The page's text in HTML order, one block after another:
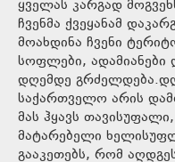
ყველას კარგად
ჩვენმა ქვეყანამ
მოახდინა ჩვენი
სოფლები, ადამიანები
დღემდე
საქართველო არის
მას ჰყავს
მატარებელი
გააკეთებს, რომ